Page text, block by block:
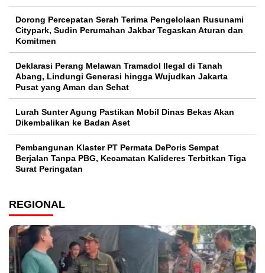
Dorong Percepatan Serah Terima Pengelolaan Rusunami
Citypark, Sudin Perumahan Jakbar Tegaskan Aturan dan
Komitmen
Deklarasi Perang Melawan Tramadol Ilegal di Tanah
Abang, Lindungi Generasi hingga Wujudkan Jakarta
Pusat yang Aman dan Sehat
Lurah Sunter Agung Pastikan Mobil Dinas Bekas Akan
Dikembalikan ke Badan Aset
Pembangunan Klaster PT Permata DePoris Sempat
Berjalan Tanpa PBG, Kecamatan Kalideres Terbitkan Tiga
Surat Peringatan
REGIONAL